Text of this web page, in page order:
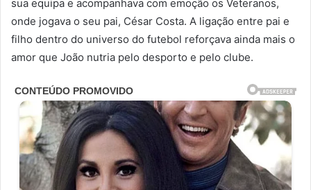
sua equipa e acompanhava com emoção os Veteranos,
onde jogava o seu pai, César Costa. A ligação entre pai e
filho dentro do universo do futebol reforçava ainda mais o
amor que João nutria pelo desporto e pelo clube.